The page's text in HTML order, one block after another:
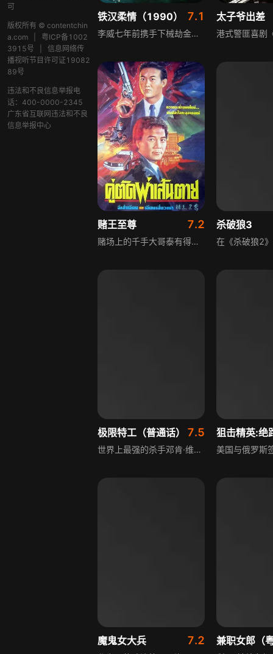
可
版权所有 © contentchin
a.com
粤ICP备1002
3915号
信息网络传
播视听节目许可证19082
89号
违法和不良信息举报电
话：400-0000-2345
广东省互联网违法和不良
信息举报中心
铁汉柔情（1990） 7.1
李威七年前携手下械劫金行，事败被捕，又因枪伤警探被判监禁七年，此事令家人备受拖累，其父郁郁而终，妹妹误入歧途，弟弟远走他乡。七年后李威出狱，痛改前非以开的士为业，却未得到弟弟原谅，还偶遇成为女干探的旧街坊阿May。旧日手下仍有求于他，引发与载伟的冲突，当年被枪伤的警探泰国基也怀恨在心。李威与阿May感情渐深，阿May发现他的过往后坚信他不会重蹈覆辙，最终李威遭泰国基和载伟陷害，弟弟遇害，恶人终被特警击毙。
太子爷出差
赌王至尊 7.2
赌场上的千手大哥泰有得力手下徐强及段志勇，一次赌局中两人助泰骗取彪叔巨款并私分部分，种下祸根。少女Ice Chan误会勇为泰之子，为报杀父之仇借意亲近勇，勇以为有艳遇，陈父与泰曾是沙煲兄弟，因赌局失手被泰杀害，Ice避至美国练得好身手返港对付泰，勇与Ice来往、强欲移民引发泰不满，泰告知彪叔合作除去二人，强重伤、勇被俘不治，勇死前将录影带交予强转交警方，最终Ice等击倒泰，警方将恶徒拘捕。
杀破狼3
极限特工（普通话） 7.5
世界上最强的杀手邓肯·维兹拉，绰号“黑凯撒”，即将退休，但前雇主认为他会成为公司的累赘。迫不得已的他只能重操旧业，对抗一伙年轻、敏捷、残忍的杀手。为了干掉邓肯，这伙杀手将不择手段，一场激烈的生死对决即将展开，充满紧张刺激的动作场面与情节冲突。
狙击精英:绝
魔鬼女大兵 7.2 兼职女郎（